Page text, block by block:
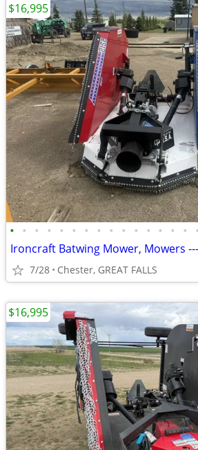
• • • • • • • • • • • • • • • •
Ironcraft Batwing Mower, Mowers
7/28 Chester, GREAT FALLS
$16,995
$16,995